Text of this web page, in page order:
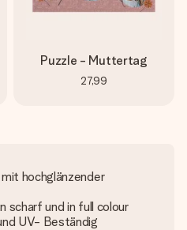
Puzzle - Muttertag
27,99
hochglänzender
scharf und in full colour
UV- Beständig